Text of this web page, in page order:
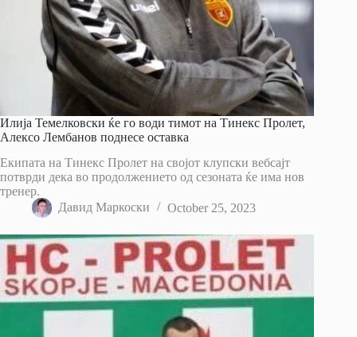
Илија Темелковски ќе го води тимот на Тинекс Пролет,
Алексо Лембанов поднесе оставка
Екипата на Тинекс Пролет на својот клупски вебсајт
потврди дека во продолжението од сезоната ќе има нов
тренер.
Давид Маркоски
October 25, 2023